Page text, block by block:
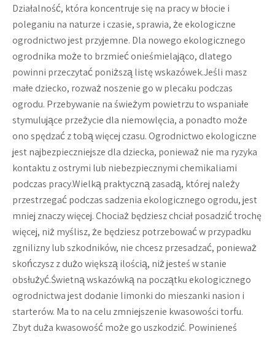
Działalność, która koncentruje się na pracy w błocie i
poleganiu na naturze i czasie, sprawia, że ​​ekologiczne
ogrodnictwo jest przyjemne. Dla nowego ekologicznego
ogrodnika może to brzmieć onieśmielająco, dlatego
powinni przeczytać poniższą listę wskazówek.Jeśli masz
małe dziecko, rozważ noszenie go w plecaku podczas
ogrodu. Przebywanie na świeżym powietrzu to wspaniałe
stymulujące przeżycie dla niemowlęcia, a ponadto może
ono spędzać z tobą więcej czasu. Ogrodnictwo ekologiczne
jest najbezpieczniejsze dla dziecka, ponieważ nie ma ryzyka
kontaktu z ostrymi lub niebezpiecznymi chemikaliami
podczas pracy.Wielką praktyczną zasadą, której należy
przestrzegać podczas sadzenia ekologicznego ogrodu, jest
mniej znaczy więcej. Chociaż będziesz chciał posadzić trochę
więcej, niż myślisz, że będziesz potrzebować w przypadku
zgnilizny lub szkodników, nie chcesz przesadzać, ponieważ
skończysz z dużo większą ilością, niż jesteś w stanie
obsłużyć.Świetną wskazówką na początku ekologicznego
ogrodnictwa jest dodanie limonki do mieszanki nasion i
starterów. Ma to na celu zmniejszenie kwasowości torfu.
Zbyt duża kwasowość może go uszkodzić. Powinieneś